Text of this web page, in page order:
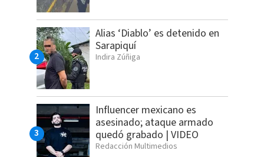
Alias ‘Diablo’ es detenido en
Sarapiquí
Indira Zúñiga
Influencer mexicano es
asesinado; ataque armado
quedó grabado | VIDEO
Redacción Multimedios